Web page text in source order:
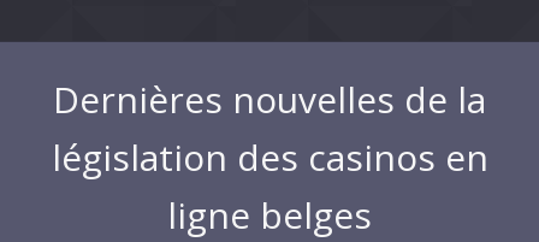
Dernières nouvelles de la
législation des casinos en
ligne belges